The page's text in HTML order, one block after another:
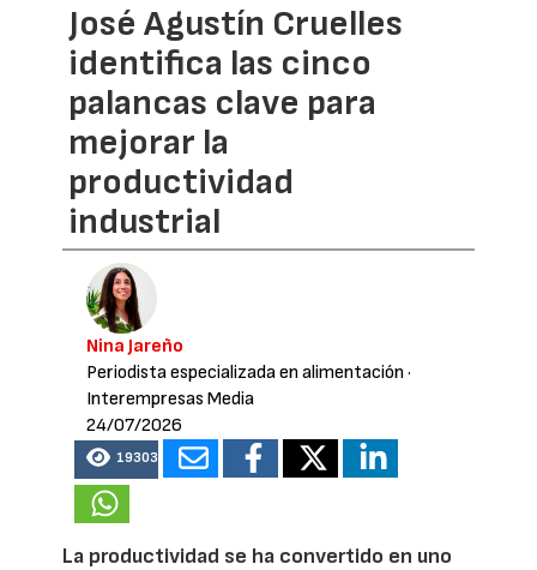
José Agustín Cruelles
identifica las cinco
palancas clave para
mejorar la
productividad
industrial
Nina Jareño
Periodista especializada en alimentación ·
Interempresas Media
24/07/2026
19303
La productividad se ha convertido en uno